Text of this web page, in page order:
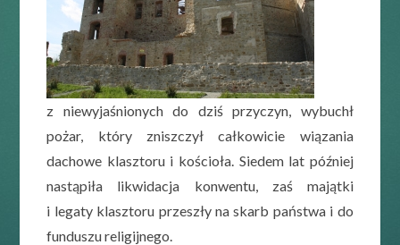
z niewyjaśnionych do dziś przyczyn, wybuchł
pożar, który zniszczył całkowicie wiązania
dachowe klasztoru i kościoła. Siedem lat później
nastąpiła likwidacja konwentu, zaś majątki
i legaty klasztoru przeszły na skarb państwa i do
funduszu religijnego.